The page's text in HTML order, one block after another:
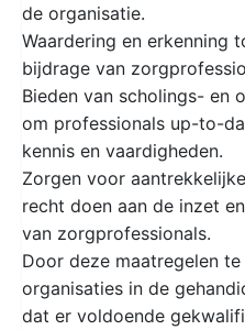
de organisatie.
Waardering en erkenning
bijdrage van
Bieden van scholings- en
om professionals up-to-
kennis en vaardigheden.
Zorgen voor
recht doen aan de inzet
van zorgprofessionals.
Door deze maatregelen
organisaties in de
dat er voldoende